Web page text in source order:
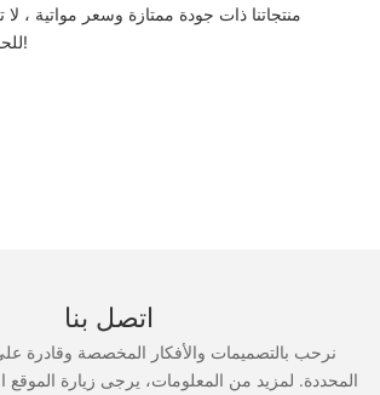
منتجاتنا ذات جودة ممتازة وسعر مواتية ، لا
للحصول على الاقتباس!
اتصل بنا
نرحب بالتصميمات والأفكار المخصصة وقادرة
المحددة. لمزيد من المعلومات، يرجى زيارة الموقع